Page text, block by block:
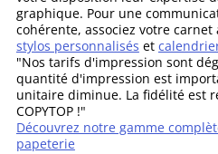
graphique. Pour une
cohérente, associez votre carnet
stylos personnalisés et
"Nos tarifs d'impression sont
quantité d'impression est
unitaire diminue. La fidélité est
COPYTOP !"
Découvrez notre gamme
papeterie